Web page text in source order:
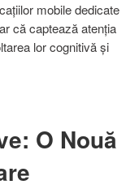
mobile dedicate
că captează atenția
lor cognitivă și
O Nouă